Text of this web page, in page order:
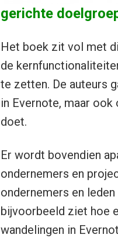
gerichte
Het boek zit vol met
de
te zetten. De auteurs
in Evernote, maar
doet.
Er wordt bovendien
ondernemers en
ondernemers en
bijvoorbeeld ziet hoe
wandelingen in